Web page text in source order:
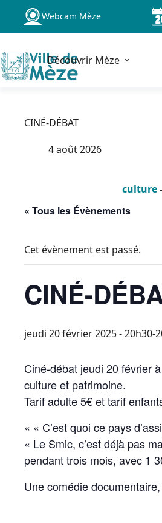
Passer
contenu
Webcam Mèze
Découvrir Mèze
CINÉ-DÉBAT
4 août 2026
culture
« Tous les Évènements
Cet évènement est passé.
CINÉ-
jeudi 20 février 2025 - 20h30-
Ciné-débat jeudi 20 février
culture et patrimoine.
Tarif adulte 5€ et tarif
« « C’est quoi ce pays
« Le Smic, c’est déjà pas
pendant trois mois, avec 1
Une comédie